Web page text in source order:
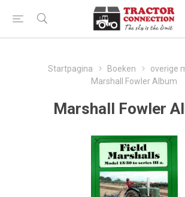
Startpagina Boeken
overige
Marshall Fowler Album
Marshall Fowler